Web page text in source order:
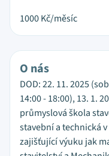
1000Kč/měsíc
O nás
DOD: 22. 11. 2025
14:00 - 18:00), 13. 1.
průmyslová škola
stavební a technická
zajišťující výuku jak